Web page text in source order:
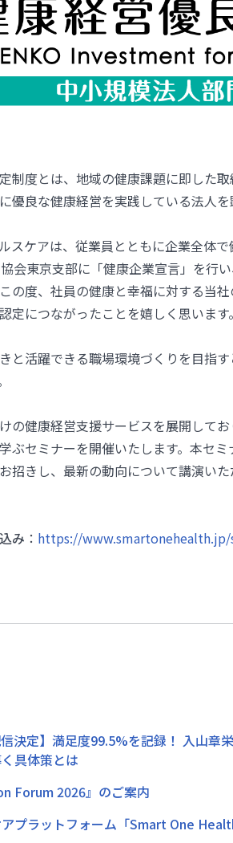
制度とは、地域の健康課題に即した
優良な健康経営を実践している法人を
スケアは、従業員とともに企業全体
会東京支部に「健康企業宣言」を行
の度、社員の健康と幸福に対する当社
定につながったことを嬉しく思います。
と活躍できる職場環境づくりを目指
の健康経営支援サービスを展開して
ぶセミナーを開催いたします。本セ
招きし、最新の動向について講演い
み ： https://
信決定】満足度99.5%を記録！ 入山
具体策とは
Forum 2026』のご案内
プラットフォーム「Smart One